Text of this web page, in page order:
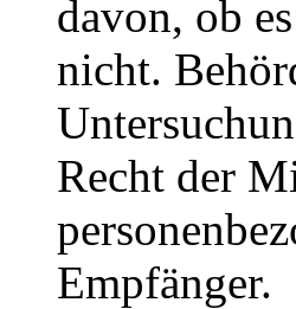
davon, ob
nicht.
Recht der
Empfänger.